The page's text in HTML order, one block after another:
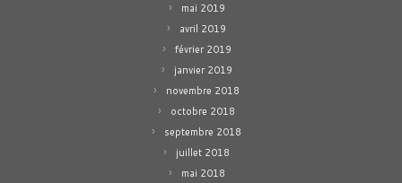
mai 2019
avril 2019
février 2019
janvier 2019
novembre 2018
octobre 2018
septembre 2018
juillet 2018
mai 2018